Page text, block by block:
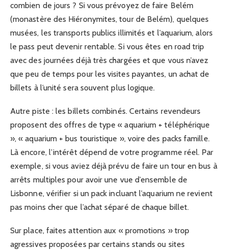
combien de jours ? Si vous prévoyez de faire Belém
(monastère des Hiéronymites, tour de Belém), quelques
musées, les transports publics illimités et l’aquarium, alors
le pass peut devenir rentable. Si vous êtes en road trip
avec des journées déjà très chargées et que vous n’avez
que peu de temps pour les visites payantes, un achat de
billets à l’unité sera souvent plus logique.
Autre piste : les billets combinés. Certains revendeurs
proposent des offres de type « aquarium + téléphérique
», « aquarium + bus touristique », voire des packs famille.
Là encore, l’intérêt dépend de votre programme réel. Par
exemple, si vous aviez déjà prévu de faire un tour en bus à
arrêts multiples pour avoir une vue d’ensemble de
Lisbonne, vérifier si un pack incluant l’aquarium ne revient
pas moins cher que l’achat séparé de chaque billet.
Sur place, faites attention aux « promotions » trop
agressives proposées par certains stands ou sites